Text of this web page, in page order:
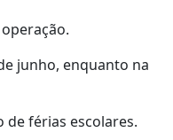
junho, enquanto na
férias escolares.